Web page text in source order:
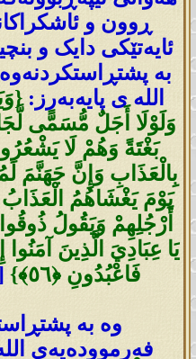
ڕوون و
ئایەتێکی دایک و
بە
اللە ی پایەبەرز:
وَلَوْلَا أَجَلٌ مُّسَمًّى
يَوْمَ يَغْشَاهُمُ
يَا عِبَادِيَ الَّذِينَ
فَاعْبُدُونِ ‎﴿٥٦﴾}
وە بە
فەرموودەیەی